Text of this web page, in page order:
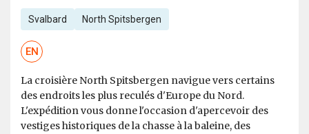
Svalbard North Spitsbergen
EN
La croisière North Spitsbergen navigue vers certains
des endroits les plus reculés d'Europe du Nord.
L'expédition vous donne l'occasion d'apercevoir des
vestiges historiques de la chasse à la baleine, des